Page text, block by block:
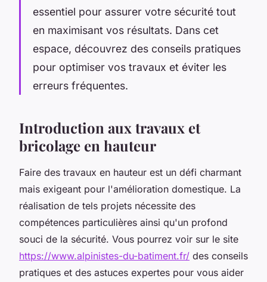
essentiel pour assurer votre sécurité tout
en maximisant vos résultats. Dans cet
espace, découvrez des conseils pratiques
pour optimiser vos travaux et éviter les
erreurs fréquentes.
Introduction aux travaux et
bricolage en hauteur
Faire des travaux en hauteur est un défi charmant
mais exigeant pour l'amélioration domestique. La
réalisation de tels projets nécessite des
compétences particulières ainsi qu'un profond
souci de la sécurité. Vous pourrez voir sur le site
https://www.alpinistes-du-batiment.fr/ des conseils
pratiques et des astuces expertes pour vous aider